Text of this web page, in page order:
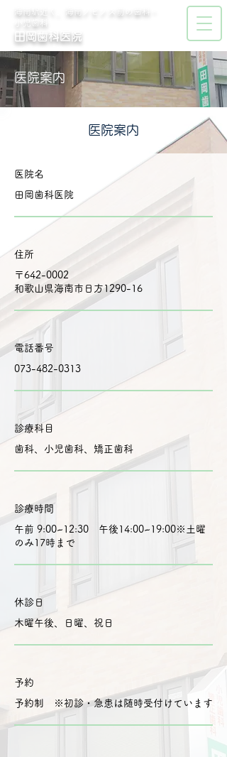
​海南駅近く、海南ノビノス前の歯科・
小児歯科
田岡歯科医院
医院案内
医院案内
医院名
田岡歯科医院
住所
〒642-0002
和歌山県海南市日方1290-16
​電話番号
073-482-0313
診療科目
歯科、小児歯科、矯正歯科
診療時間
午前 9:00~12:30 午後14:00~19:00※土曜
のみ17時まで
休診日
木曜午後、日曜、祝日
予約
予約制 ※初診・急患は随時受付けています